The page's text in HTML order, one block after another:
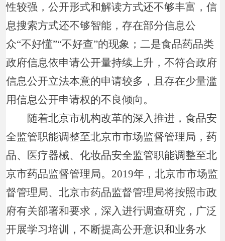
性较强，公开形式和解读方式还不够丰富，信
息搜索方式还不够智能，存在部分信息公
众“不好懂”“不好查”的现象；二是食品药品类
政府信息依申请公开量持续上升，不符合政府
信息公开立法本意的申请较多，且存在少量滥
用信息公开申请权的不良倾向。
随着北京市机构改革的深入推进，食品安
全监管职能调整至北京市市场监督管理局，药
品、医疗器械、化妆品安全监管职能调整至北
京市药品监督管理局。2019年，北京市市场监
督管理局、北京市药品监督管理局将按照市政
府有关部署和要求，深入进行调查研究，广泛
开展学习培训，不断提高公开意识和业务水